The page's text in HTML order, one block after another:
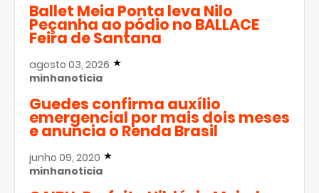
Ballet Meia Ponta leva Nilo
Peçanha ao pódio no BALLACE
Feira de Santana
agosto 03, 2026
minhanoticia
Guedes confirma auxílio
emergencial por mais dois meses
e anuncia o Renda Brasil
junho 09, 2020
minhanoticia